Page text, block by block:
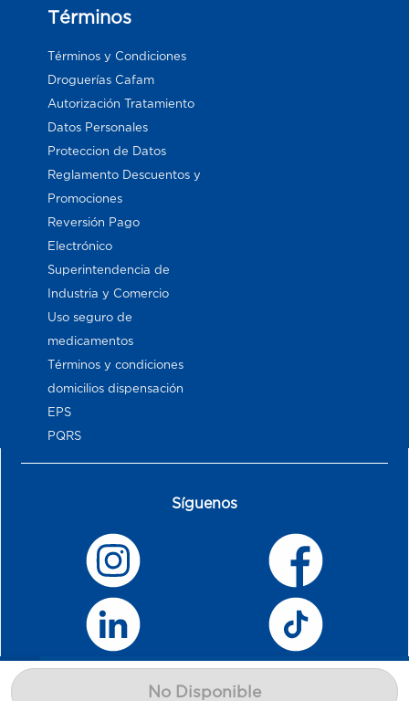
No Disponible
Términos
Términos y Condiciones
Droguerías Cafam
Autorización Tratamiento
Datos Personales
Proteccion de Datos
Reglamento Descuentos y
Promociones
Reversión Pago
Electrónico
Superintendencia de
Industria y Comercio
Uso seguro de
medicamentos
Términos y condiciones
domicilios dispensación
EPS
PQRS
Síguenos